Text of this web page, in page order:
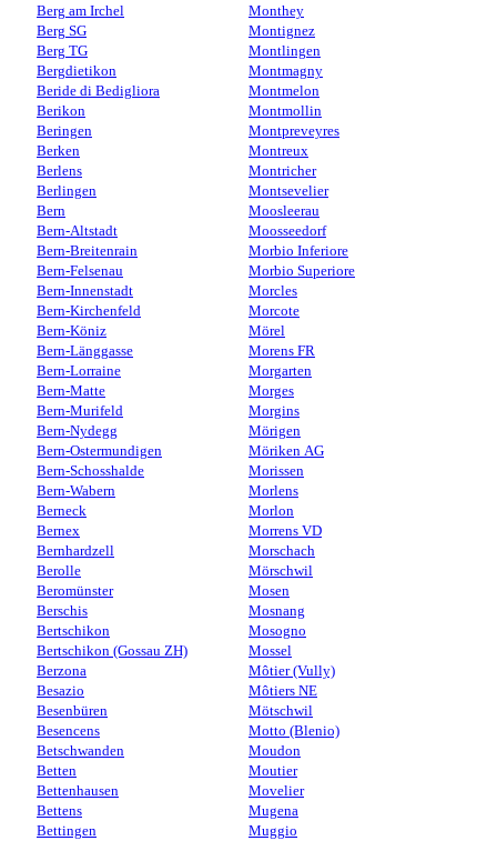
Berg am Irchel
Berg SG
Berg TG
Bergdietikon
Beride di Bedigliora
Berikon
Beringen
Berken
Berlens
Berlingen
Bern
Bern-Altstadt
Bern-Breitenrain
Bern-Felsenau
Bern-Innenstadt
Bern-Kirchenfeld
Bern-Köniz
Bern-Länggasse
Bern-Lorraine
Bern-Matte
Bern-Murifeld
Bern-Nydegg
Bern-Ostermundigen
Bern-Schosshalde
Bern-Wabern
Berneck
Bernex
Bernhardzell
Berolle
Beromünster
Berschis
Bertschikon
Bertschikon (Gossau ZH)
Berzona
Besazio
Besenbüren
Besencens
Betschwanden
Betten
Bettenhausen
Bettens
Bettingen
Monthey
Montignez
Montlingen
Montmagny
Montmelon
Montmollin
Montpreveyres
Montreux
Montricher
Montsevelier
Moosleerau
Moosseedorf
Morbio Inferiore
Morbio Superiore
Morcles
Morcote
Mörel
Morens FR
Morgarten
Morges
Morgins
Mörigen
Möriken AG
Morissen
Morlens
Morlon
Morrens VD
Morschach
Mörschwil
Mosen
Mosnang
Mosogno
Mossel
Môtier (Vully)
Môtiers NE
Mötschwil
Motto (Blenio)
Moudon
Moutier
Movelier
Mugena
Muggio